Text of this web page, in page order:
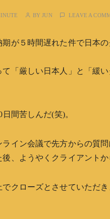
BYJUN LEAVE A
が５時間遅れた件で日本
「厳しい日本人」と「緩
間苦しんだ(笑)。
イン会議で先方からの質
、ようやくクライアントか
クローズとさせていただき